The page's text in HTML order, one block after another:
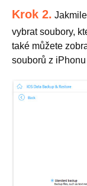
Krok 2.
vybrat soubory,
také můžete
souborů z